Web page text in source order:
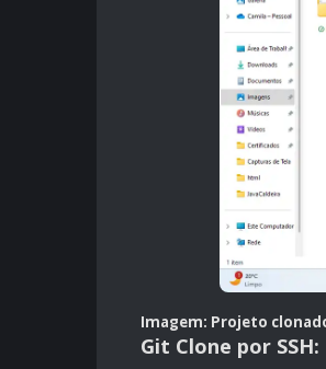
Imagem: Projeto
Git Clone por SSH: